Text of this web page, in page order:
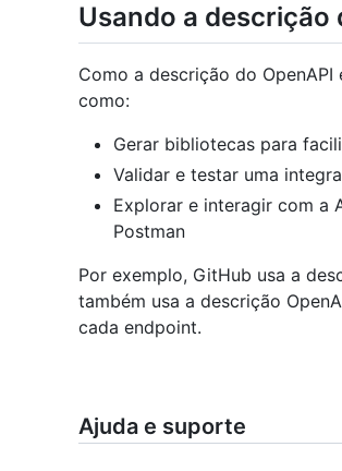
Usando a descrição
Como a descrição do
como:
Gerar bibliotecas para
Validar e testar uma
Explorar e interagir com a
Postman
Por exemplo, GitHub usa a
também usa a descrição
cada endpoint.
Ajuda e suporte